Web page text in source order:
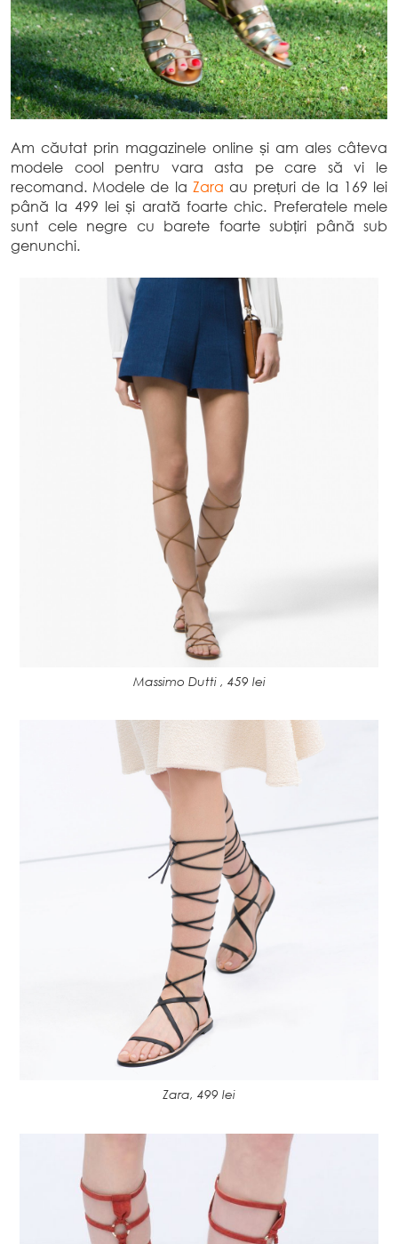
Am căutat prin magazinele online și am ales câteva
modele cool pentru vara asta pe care să vi le
recomand. Modele de la Zara au prețuri de la 169 lei
până la 499 lei și arată foarte chic. Preferatele mele
sunt cele negre cu barete foarte subțiri până sub
genunchi.
Massimo Dutti , 459 lei
Zara, 499 lei